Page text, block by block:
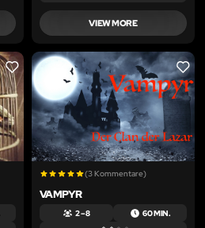
VIEW MORE
LIKE LIKE
(3 Kommentare)
VAMPYR
2 – 8 60 MIN.